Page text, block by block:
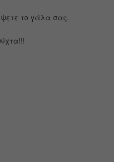
το γάλα σας.